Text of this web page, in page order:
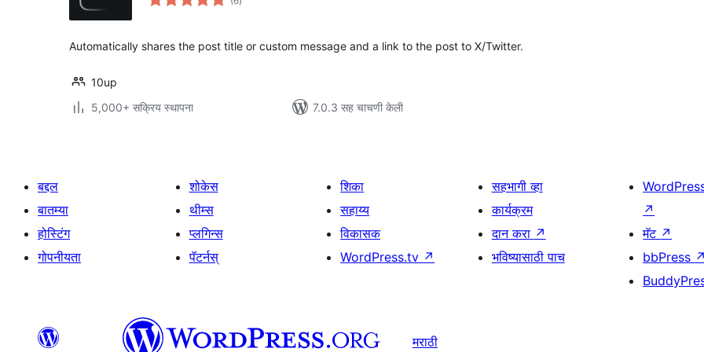
मूल्यांकन
Automatically shares the post title or custom message and a link to the post to X/Twitter.
10up
5,000+ सक्रिय स्थापना
7.0.3 सह चाचणी केली
बद्दल
बातम्या
होस्टिंग
गोपनीयता
शोकेस
थीम्स
प्लगिन्स
पॅटर्नस्
शिका
सहाय्य
विकासक
WordPress.tv ↗
सहभागी व्हा
कार्यक्रम
दान करा ↗
भविष्यासाठी पाच
↗
मॅट ↗
bbPress ↗
मराठी